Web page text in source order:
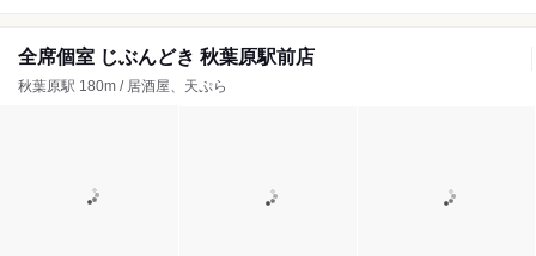
全席個室 じぶんどき 秋葉原駅前店
秋葉原駅 180m / 居酒屋、天ぷら